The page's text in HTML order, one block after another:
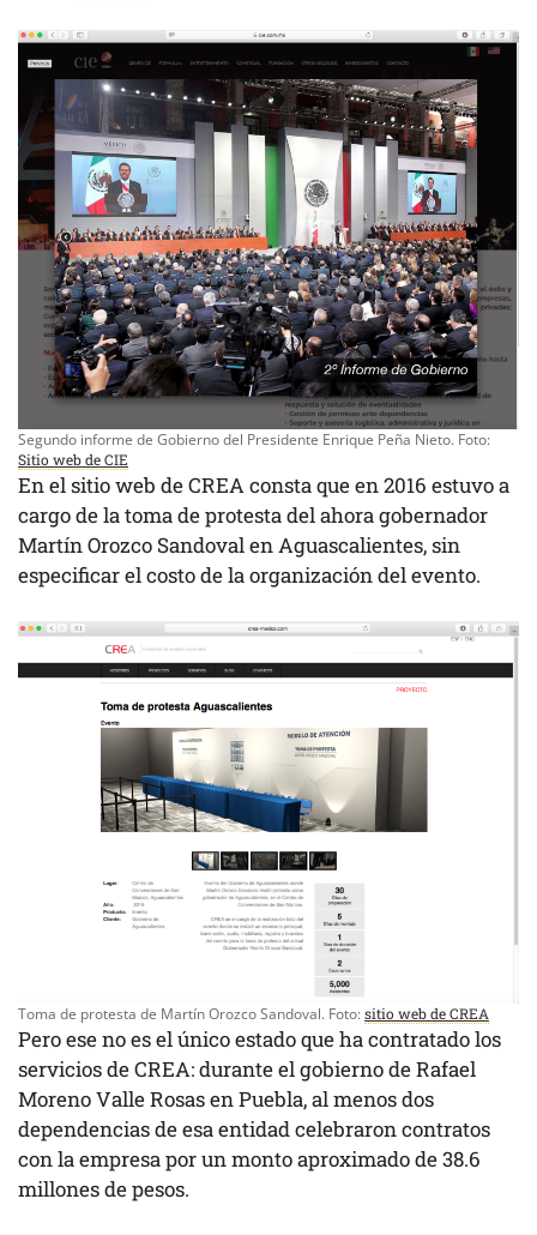
Segundo informe de Gobierno del Presidente Enrique Peña Nieto. Foto:
Sitio web de CIE
En el sitio web de CREA consta que en 2016 estuvo a
cargo de la toma de protesta del ahora gobernador
Martín Orozco Sandoval en Aguascalientes, sin
especificar el costo de la organización del evento.
Toma de protesta de Martín Orozco Sandoval. Foto:sitio web de CREA
Pero ese no es el único estado que ha contratado los
servicios de CREA: durante el gobierno de Rafael
Moreno Valle Rosas en Puebla, al menos dos
dependencias de esa entidad celebraron contratos
con la empresa por un monto aproximado de 38.6
millones de pesos.